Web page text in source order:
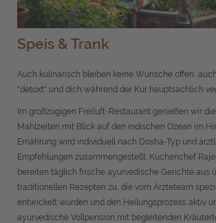
Speis & Trank
Auch kulinarisch bleiben keine Wünsche offen,
"detoxt" und dich während der Kur hauptsächlich
Im großzügigen Freiluft-Restaurant genießen wir
Mahlzeiten mit Blick auf den indischen Ozean im
Ernährung wird individuell nach Dosha-Typ und
Empfehlungen zusammengestellt. Küchenchef
bereiten täglich frische ayurvedische Gerichte aus
traditionellen Rezepten zu, die vom Ärzteteam
entwickelt wurden und den Heilungsprozess aktiv
ayurvedische Vollpension mit begleitenden